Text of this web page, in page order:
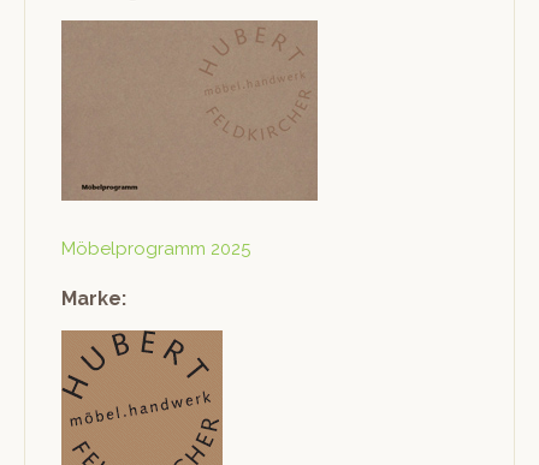
Möbel­pro­gramm 2025
Marke: